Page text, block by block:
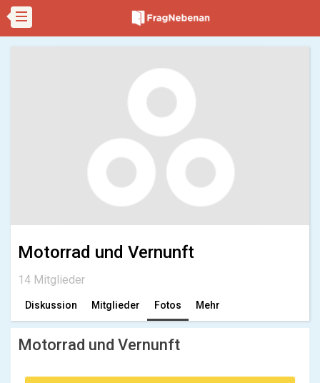
Motorrad und Vernunft
14 Mitglieder
Diskussion Mitglieder Fotos Mehr
Motorrad und Vernunft